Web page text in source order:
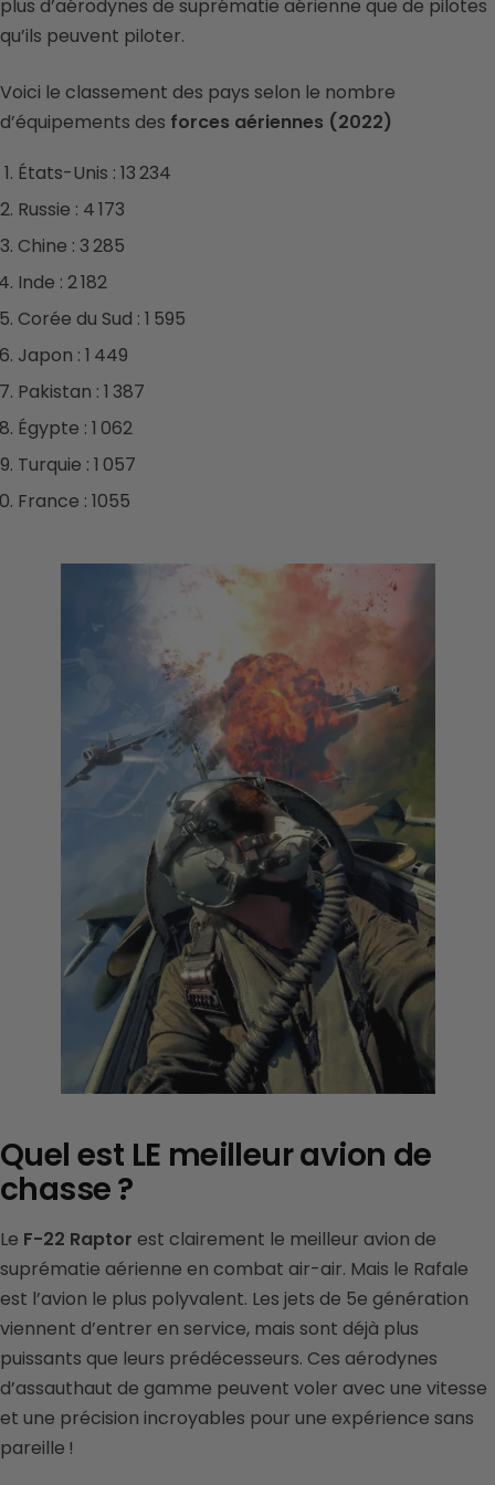
plus d’aérodynes de suprématie aérienne que de pilotes
qu’ils peuvent piloter.
Voici le classement des pays selon le nombre
d’équipements des forces aériennes (2022)
États-Unis : 13 234
Russie : 4 173
Chine : 3 285
Inde : 2 182
Corée du Sud : 1 595
Japon : 1 449
Pakistan : 1 387
Égypte : 1 062
Turquie : 1 057
France : 1055
Quel est LE meilleur avion de
chasse ?
Le F-22 Raptor est clairement le meilleur avion de
suprématie aérienne en combat air-air. Mais le Rafale
est l’avion le plus polyvalent. Les jets de 5e génération
viennent d’entrer en service, mais sont déjà plus
puissants que leurs prédécesseurs. Ces aérodynes
d’assauthaut de gamme peuvent voler avec une vitesse
et une précision incroyables pour une expérience sans
pareille !